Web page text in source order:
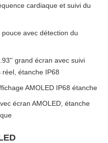
cardiaque et suivi du
avec détection du
grand écran avec suivi
étanche IP68
AMOLED IP68 étanche
écran AMOLED, étanche